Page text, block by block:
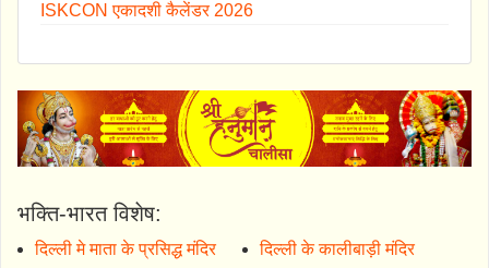
ISKCON एकादशी कैलेंडर 2026
भक्ति-भारत विशेष:
दिल्ली मे माता के प्रसिद्ध मंदिर
दिल्ली के कालीबाड़ी मंदिर